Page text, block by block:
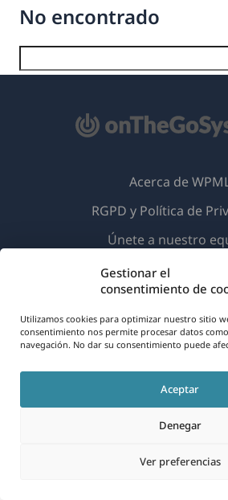
Gestionar el
consentimiento de
Utilizamos cookies para optimizar nuestro sitio
consentimiento nos permite procesar datos
navegación. No dar su consentimiento puede
Aceptar
Denegar
Ver preferencias
No encontrado
© 2026
Español
Acerca de
RGPD y Política de
Únete a nuestro
(se
abre
una
nueva
ventana)
abre
una
nueva